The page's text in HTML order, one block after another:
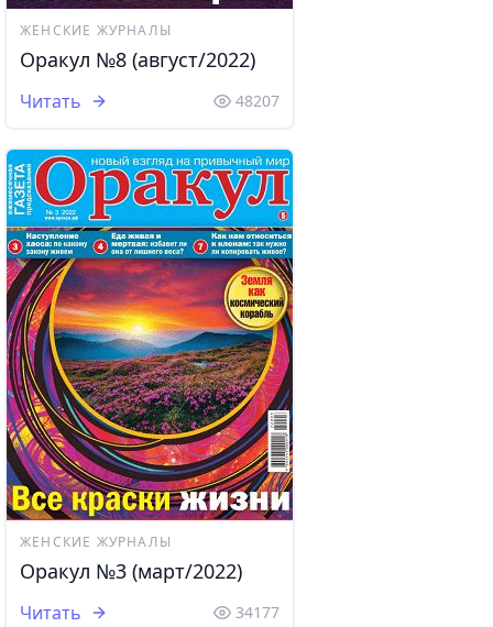
ЖЕНСКИЕ ЖУРНАЛЫ
Оракул №8 (август/2022)
Читать 48207
ЖЕНСКИЕ ЖУРНАЛЫ
Оракул №3 (март/2022)
Читать 34177